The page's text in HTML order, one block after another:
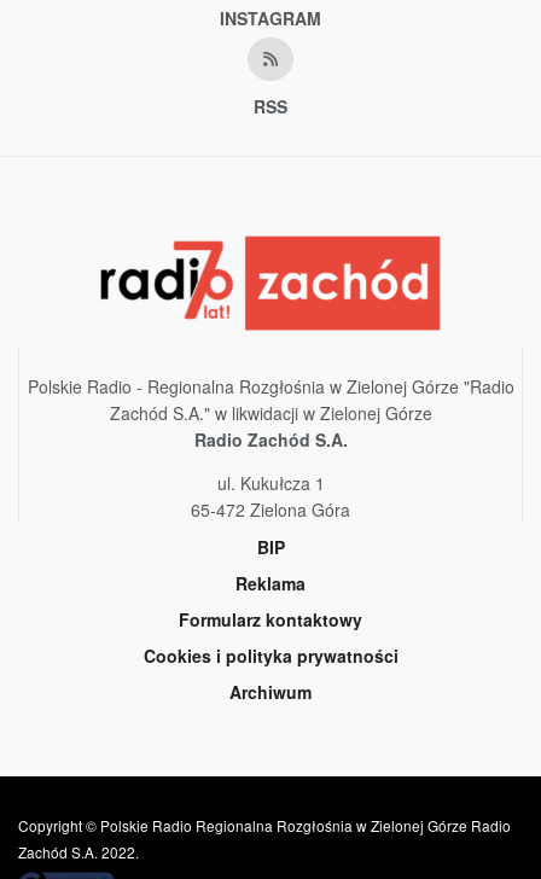
INSTAGRAM
RSS
Polskie Radio - Regionalna Rozgłośnia w Zielonej Górze "Radio
Zachód S.A." w likwidacji w Zielonej Górze
Radio Zachód S.A.
ul. Kukułcza 1
65-472 Zielona Góra
BIP
Reklama
Formularz kontaktowy
Cookies i polityka prywatności
Archiwum
Copyright © Polskie Radio Regionalna Rozgłośnia w Zielonej Górze Radio
Zachód S.A. 2022.